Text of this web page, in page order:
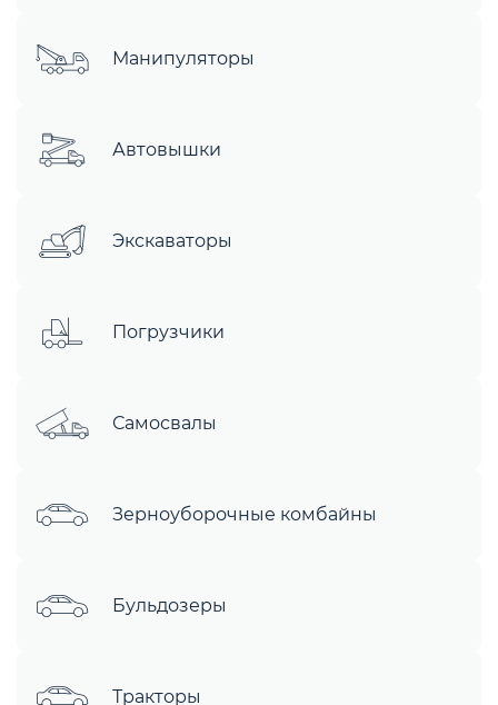
Манипуляторы
Автовышки
Экскаваторы
Погрузчики
Самосвалы
Зерноуборочные комбайны
Бульдозеры
Тракторы